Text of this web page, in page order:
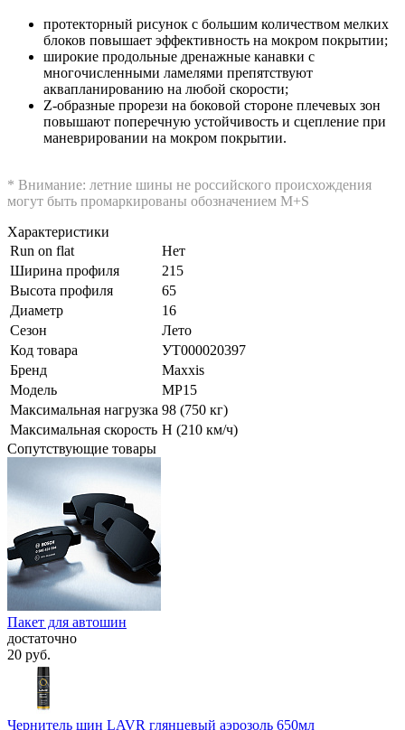
протекторный рисунок с большим количеством мелких
блоков повышает эффективность на мокром покрытии;
широкие продольные дренажные канавки с
многочисленными ламелями препятствуют
аквапланированию на любой скорости;
Z-образные прорези на боковой стороне плечевых зон
повышают поперечную устойчивость и сцепление при
маневрировании на мокром покрытии.
* Внимание: летние шины не российского происхождения
могут быть промаркированы обозначением M+S
Характеристики
Run on flat
Нет
Ширина профиля
215
Высота профиля
65
Диаметр
16
Сезон
Лето
Код товара
УТ000020397
Бренд
Maxxis
Модель
MP15
Максимальная нагрузка 98 (750 кг)
Максимальная скорость H (210 км/ч)
Сопутствующие товары
Пакет для автошин
достаточно
20 руб.
Чернитель шин LAVR глянцевый аэрозоль 650мл